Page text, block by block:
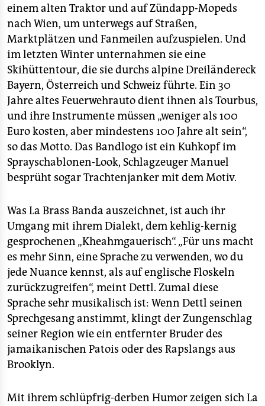
einem alten Traktor und auf Zündapp-Mopeds
nach Wien, um unterwegs auf Straßen,
Marktplätzen und Fanmeilen aufzuspielen. Und
im letzten Winter unternahmen sie eine
Skihüttentour, die sie durchs alpine Dreiländereck
Bayern, Österreich und Schweiz führte. Ein 30
Jahre altes Feuerwehrauto dient ihnen als Tourbus,
und ihre Instrumente müssen „weniger als 100
Euro kosten, aber mindestens 100 Jahre alt sein“,
so das Motto. Das Bandlogo ist ein Kuhkopf im
Sprayschablonen-Look, Schlagzeuger Manuel
besprüht sogar Trachtenjanker mit dem Motiv.
Was La Brass Banda auszeichnet, ist auch ihr
Umgang mit ihrem Dialekt, dem kehlig-kernig
gesprochenen „Kheahmgauerisch“. „Für uns macht
es mehr Sinn, eine Sprache zu verwenden, wo du
jede Nuance kennst, als auf englische Floskeln
zurückzugreifen“, meint Dettl. Zumal diese
Sprache sehr musikalisch ist: Wenn Dettl seinen
Sprechgesang anstimmt, klingt der Zungenschlag
seiner Region wie ein entfernter Bruder des
jamaikanischen Patois oder des Rapslangs aus
Brooklyn.
Mit ihrem schlüpfrig-derben Humor zeigen sich La